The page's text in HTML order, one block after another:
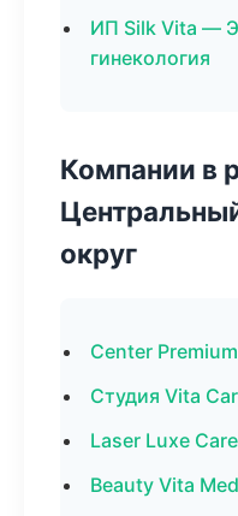
ИП Silk Vita —
гинекология
Компании в
округ
Center
Студия Vita
Laser Luxe
Beauty Vita